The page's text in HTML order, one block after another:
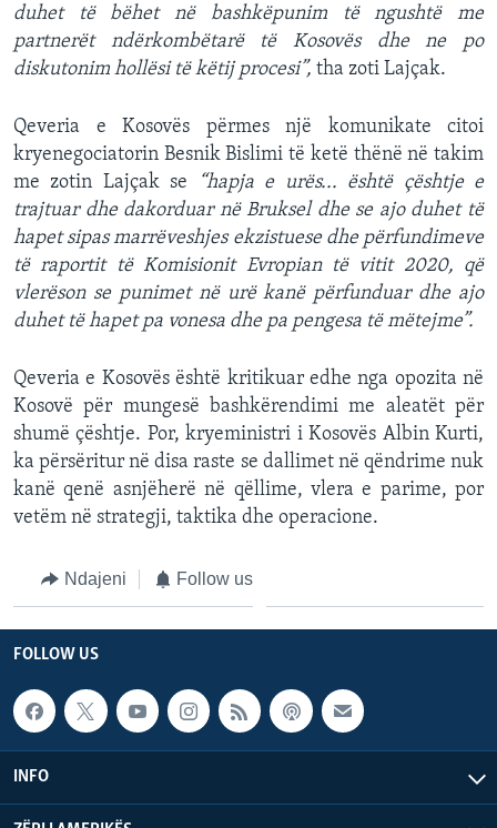
duhet të bëhet në bashkëpunim të ngushtë me
partnerët ndërkombëtarë të Kosovës dhe ne po
diskutonim hollësi të këtij procesi”, tha zoti Lajçak.
Qeveria e Kosovës përmes një komunikate citoi
kryenegociatorin Besnik Bislimi të ketë thënë në takim
me zotin Lajçak se
“hapja e urës... është çështje e
trajtuar dhe dakorduar në Bruksel dhe se ajo duhet të
hapet sipas marrëveshjes ekzistuese dhe përfundimeve
të raportit të Komisionit Evropian të vitit 2020, që
vlerëson se punimet në urë kanë përfunduar dhe ajo
duhet të hapet pa vonesa dhe pa pengesa të mëtejme”.
Qeveria e Kosovës është kritikuar edhe nga opozita në
Kosovë për mungesë bashkërendimi me aleatët për
shumë çështje. Por, kryeministri i Kosovës Albin Kurti,
ka përsëritur në disa raste se dallimet në qëndrime nuk
kanë qenë asnjëherë në qëllime, vlera e parime, por
vetëm në strategji, taktika dhe operacione.
Ndajeni Follow us
FOLLOW US
INFO